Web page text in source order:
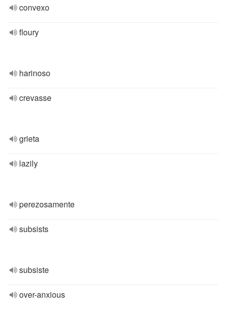
convexo
floury
harinoso
crevasse
grieta
lazily
perezosamente
subsists
subsiste
over-anxious